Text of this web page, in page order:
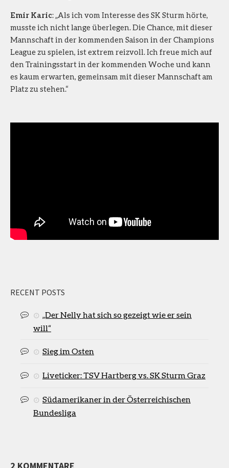
Emir Karic: „Als ich vom Interesse des SK Sturm hörte,
musste ich nicht lange überlegen. Die Chance, mit dieser
Mannschaft in der kommenden Saison in der Champions
League zu spielen, ist extrem reizvoll. Ich freue mich auf
den Trainingsstart in der kommenden Woche und kann
es kaum erwarten, gemeinsam mit dieser Mannschaft am
Platz zu stehen.“
RECENT POSTS
„Der Nelly hat sich so gezeigt wie er sein
will“
Sieg im Osten
Liveticker: TSV Hartberg vs. SK Sturm Graz
Südamerikaner in der Österreichischen
Bundesliga